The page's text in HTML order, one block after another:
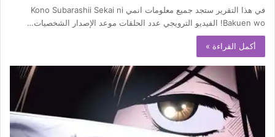
في هذا التقرير ستجد جميع معلومات انمي Kono Subarashii Sekai ni
Bakuen wo! الفيديو الترويجي عدد الحلقات موعد الإصدار الشخصيات…
أكمل القراءة »